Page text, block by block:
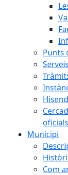
Punts
Serveis
oficials
Municipi
Com